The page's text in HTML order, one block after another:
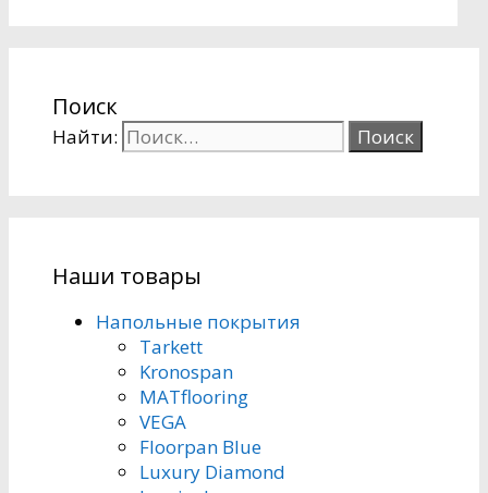
Поиск
Найти:
Наши товары
Напольные покрытия
Tarkett
Kronospan
MATflooring
VEGA
Floorpan Blue
Luxury Diamond